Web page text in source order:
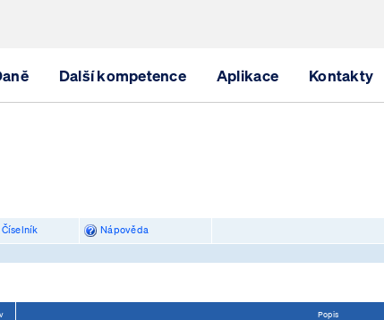
Další kompetence Aplikace Kontakty
Číselník
Nápověda
Popis